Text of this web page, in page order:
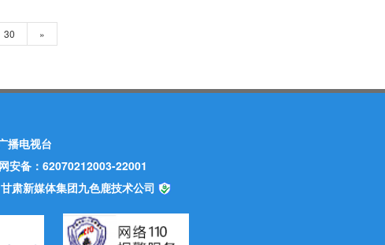
30 »
播电视台
安备：62070212003-22001
肃新媒体集团九色鹿技术公司